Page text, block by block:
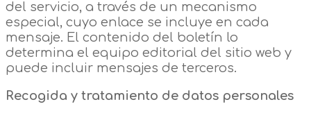
del servicio, a través de un mecanismo
especial, cuyo enlace se incluye en cada
mensaje. El contenido del boletín lo
determina el equipo editorial del sitio web y
puede incluir mensajes de terceros.
Recogida y tratamiento de datos personales